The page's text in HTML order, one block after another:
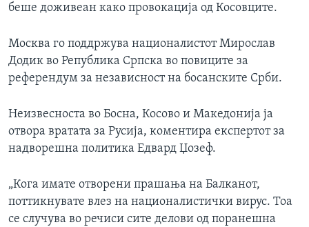
беше доживеан како провокација од Косовците.
Москва го поддржува националистот Мирослав
Додик во Република Српска во повиците за
референдум за независност на босанските Срби.
Неизвесноста во Босна, Косово и Македонија ја
отвора вратата за Русија, коментира експертот за
надворешна политика Едвард Џозеф.
„Кога имате отворени прашања на Балканот,
поттикнувате влез на националистички вирус. Тоа
се случува во речиси сите делови од поранешна